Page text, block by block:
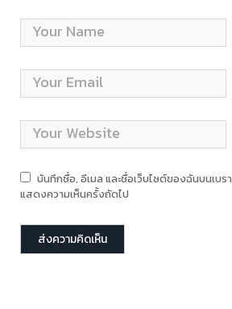
บันทึกชื่อ, อีเมล และชื่อเว็บไซต์ของฉันบนเบร
แสดงความเห็นครั้งถัดไป